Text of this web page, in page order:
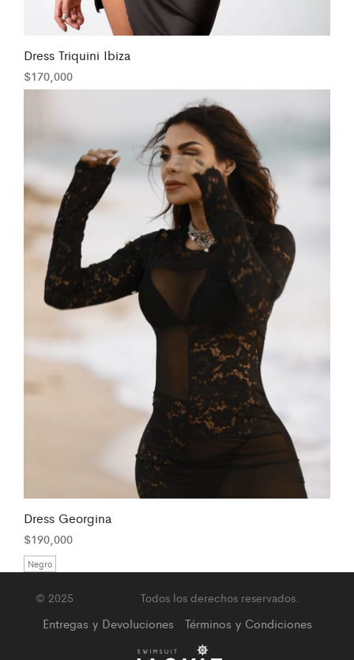
Dress Triquini Ibiza
$170,000
Dress Georgina
$190,000
Negro
© 2025 Todos los derechos reservados.
Entregas y Devoluciones Términos y Condiciones